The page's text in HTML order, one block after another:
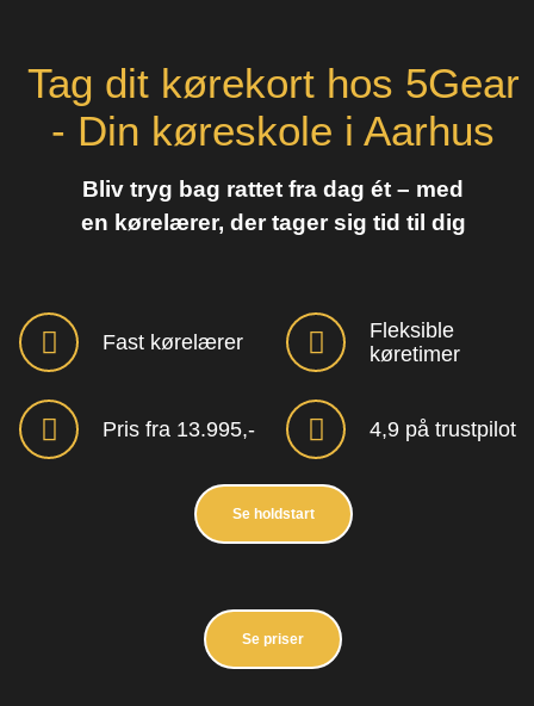
Tag dit kørekort hos 5Gear
- Din køreskole i Aarhus
Bliv tryg bag rattet fra dag ét – med
en kørelærer, der tager sig tid til dig
Fast kørelærer
Fleksible
køretimer
Pris fra 13.995,- 4,9 på trustpilot
Se holdstart
Se priser